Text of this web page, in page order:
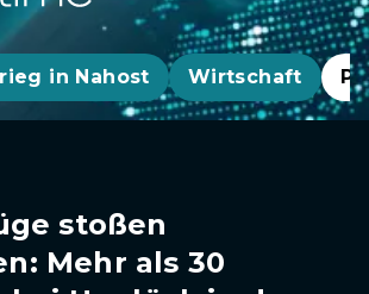
in Nahost Wirtschaft
stoßen
Mehr als 30